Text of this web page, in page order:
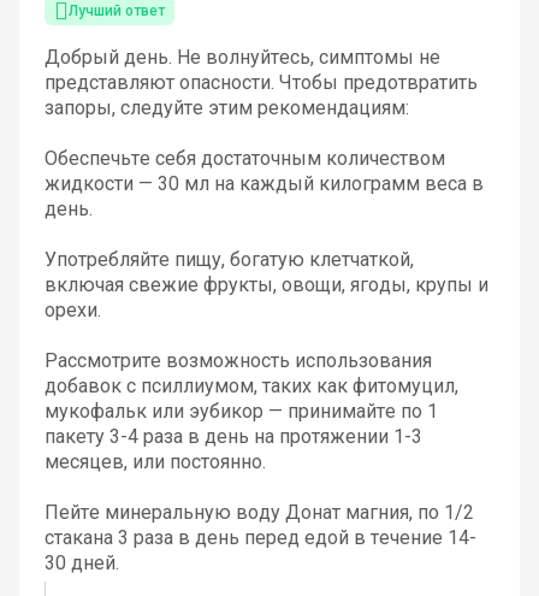
Лучший ответ
Добрый день. Не волнуйтесь, симптомы не
представляют опасности. Чтобы предотвратить
запоры, следуйте этим рекомендациям:
Обеспечьте себя достаточным количеством
жидкости — 30 мл на каждый килограмм веса в
день.
Употребляйте пищу, богатую клетчаткой,
включая свежие фрукты, овощи, ягоды, крупы и
орехи.
Рассмотрите возможность использования
добавок с псиллиумом, таких как фитомуцил,
мукофальк или эубикор — принимайте по 1
пакету 3-4 раза в день на протяжении 1-3
месяцев, или постоянно.
Пейте минеральную воду Донат магния, по 1/2
стакана 3 раза в день перед едой в течение 14-
30 дней.